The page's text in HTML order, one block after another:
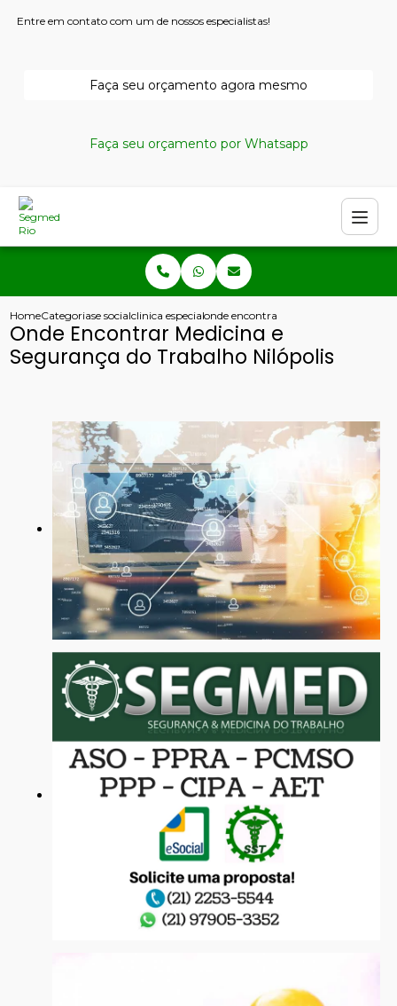
Entre em contato com um de nossos especialistas!
Faça seu orçamento agora mesmo
Faça seu orçamento por Whatsapp
HomeCategoriase socialclinica especializada em seguranca e medicina do
onde encontrar medicina e
Onde Encontrar Medicina e
Segurança do Trabalho Nilópolis